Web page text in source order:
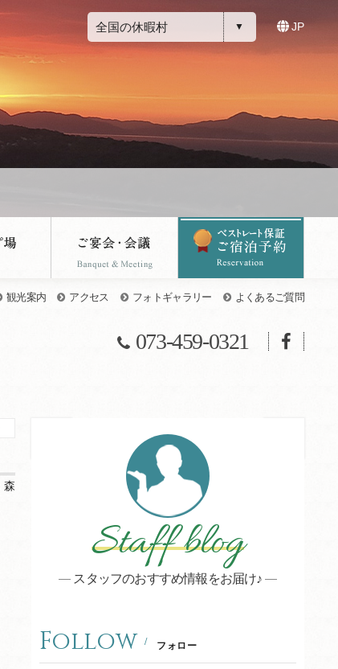
全国の休暇村 JP
観光案内 アクセス フォトギャラリー よくあるご質問
073-459-0321
森
Staff blog
スタッフのおすすめ情報をお届け♪
Follow フォロー